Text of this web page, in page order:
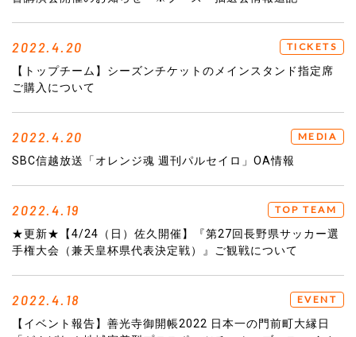
2022.4.20 TICKETS
【トップチーム】シーズンチケットのメインスタンド指定席
ご購入について
2022.4.20 MEDIA
SBC信越放送「オレンジ魂 週刊パルセイロ」OA情報
2022.4.19 TOP TEAM
★更新★【4/24（日）佐久開催】『第27回長野県サッカー選
手権大会（兼天皇杯県代表決定戦）』ご観戦について
2022.4.18 EVENT
【イベント報告】善光寺御開帳2022 日本一の門前町大縁日